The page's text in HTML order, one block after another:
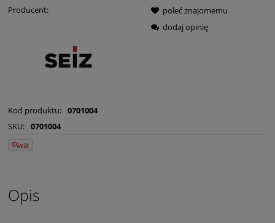
Producent:
Kod produktu: 0701004
SKU: 0701004
poleć znajomemu
dodaj opinię
Opis